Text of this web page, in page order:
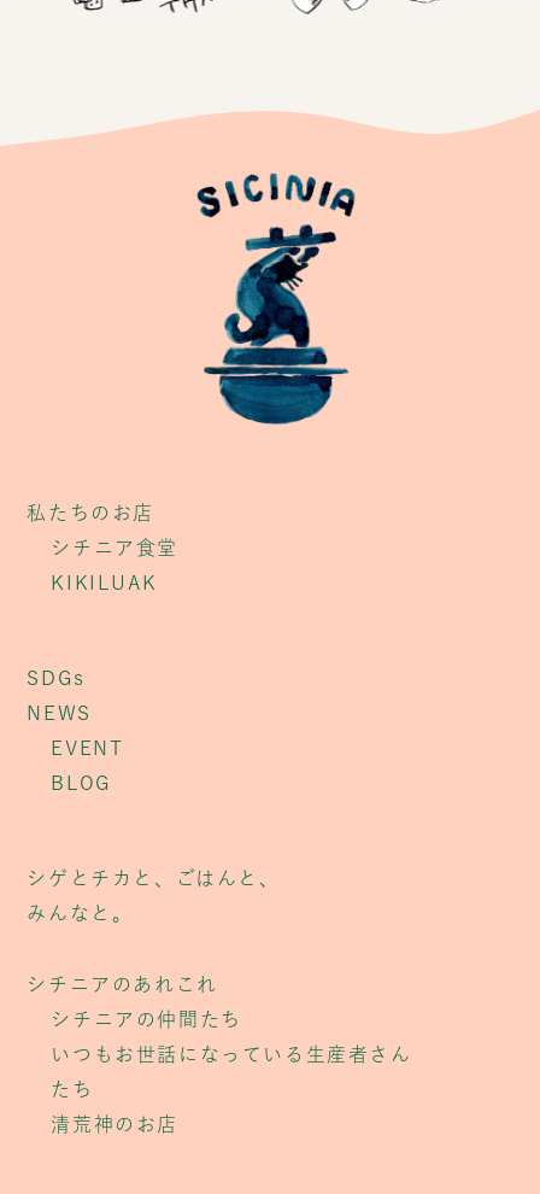
私たちのお店
シチニア食堂
KIKILUAK
SDGs
NEWS
EVENT
BLOG
シゲとチカと、ごはんと、
みんなと。
シチニアのあれこれ
シチニアの仲間たち
いつもお世話になっている生産者さん
たち
清荒神のお店